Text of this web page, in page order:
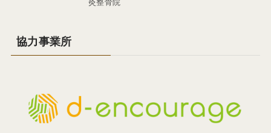
灸整骨院
協力事業所